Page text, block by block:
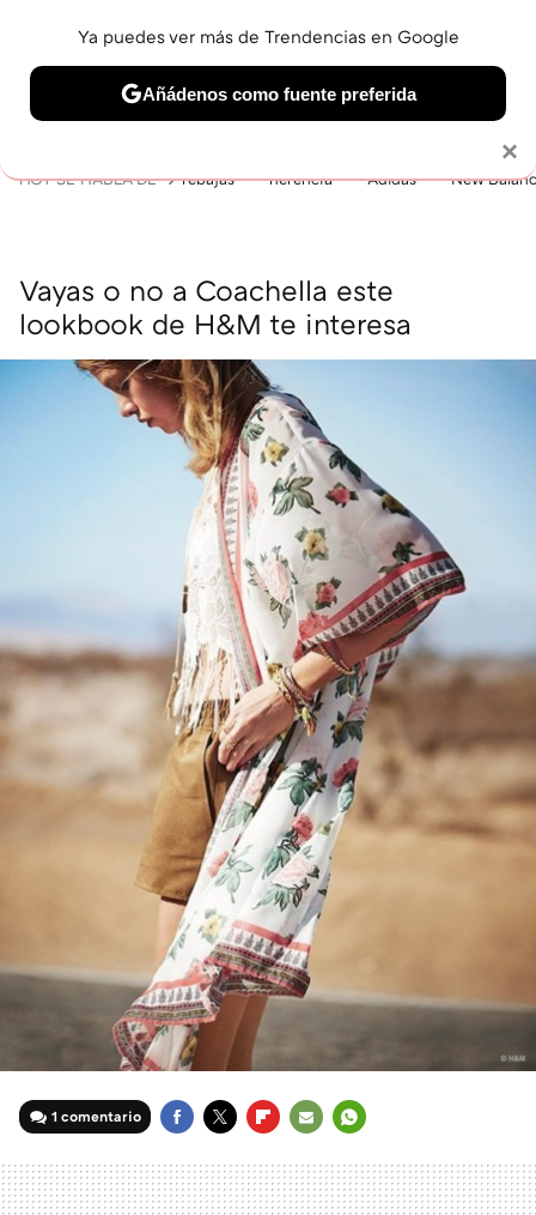
BELLEZA SHOPPING VIAJES GASTRO SNEAKERS
HOY SE HABLA DE rebajas herencia Adidas New
Vayas o no a Coachella este
lookbook de H&M te interesa
1 comentario
MAIL
×
Ya puedes ver más de Trendencias en Google
Añádenos como fuente preferida